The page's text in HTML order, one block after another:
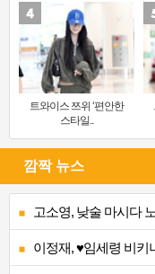
트와이스 쯔위 ‘편안한
스타일..
깜짝 뉴스
고소영, 낮술 마시다
이정재, ♥임세령 비